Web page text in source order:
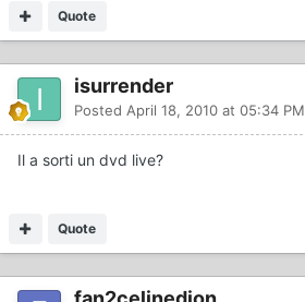
Quote
isurrender
Posted April 18, 2010 at 05:34 PM
Il a sorti un dvd live?
Quote